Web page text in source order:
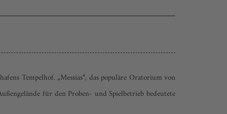
Tempelhof. „Messias“, das populäre Oratorium von
für den Proben- und Spielbetrieb bedeutete